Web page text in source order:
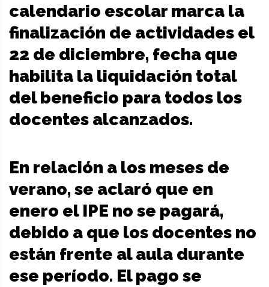
calendario escolar marca la
finalización de actividades el
22 de diciembre, fecha que
habilita la liquidación total
del beneficio para todos los
docentes alcanzados.
En relación a los meses de
verano, se aclaró que en
enero el IPE no se pagará,
debido a que los docentes no
están frente al aula durante
ese período. El pago se